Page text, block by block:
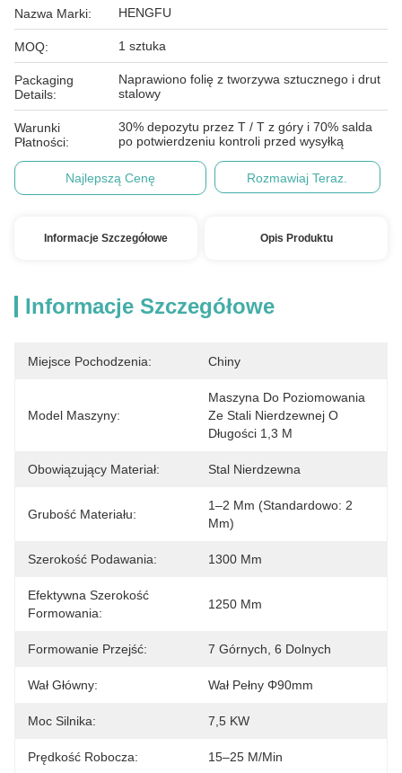
Nazwa Marki: HENGFU
MOQ: 1 sztuka
Packaging
Details:
Naprawiono folię z tworzywa sztucznego i drut
stalowy
Warunki
Płatności:
30% depozytu przez T / T z góry i 70% salda
po potwierdzeniu kontroli przed wysyłką
Najlepszą Cenę Rozmawiaj Teraz.
Informacje Szczegółowe Opis Produktu
Informacje Szczegółowe
Miejsce Pochodzenia: Chiny
Model Maszyny:
Maszyna Do Poziomowania
Ze Stali Nierdzewnej O
Długości 1,3 M
Obowiązujący Materiał: Stal Nierdzewna
Grubość Materiału:
1–2 Mm (standardowo: 2
Mm)
Szerokość Podawania: 1300 Mm
Efektywna Szerokość
Formowania:
1250 Mm
Formowanie Przejść: 7 Górnych, 6 Dolnych
Wał Główny: Wał Pełny Φ90mm
Moc Silnika: 7,5 KW
Prędkość Robocza: 15–25 M/min